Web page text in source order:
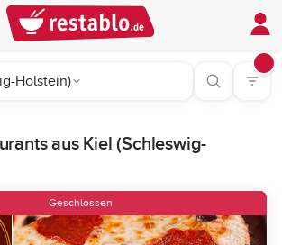
Holstein)
aus Kiel (Schleswig-
Geschlossen